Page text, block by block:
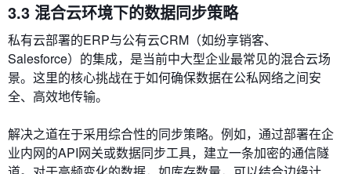
3.3 混合云环境下的数据同步策略
私有云部署的ERP与公有云CRM（如纷享销客、
Salesforce）的集成，是当前中大型企业最常见的混合云场
景。这里的核心挑战在于如何确保数据在公私网络之间安
全、高效地传输。
解决之道在于采用综合性的同步策略。例如，通过部署在企
业内网的API网关或数据同步工具，建立一条加密的通信隧